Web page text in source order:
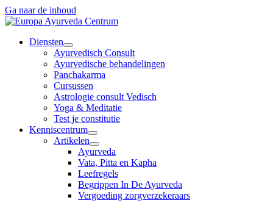
Ga naar de inhoud
Diensten
Ayurvedisch Consult
Ayurvedische behandelingen
Panchakarma
Cursussen
Astrologie consult Vedisch
Yoga & Meditatie
Test je constitutie
Kenniscentrum
Artikelen
Ayurveda
Vata, Pitta en Kapha
Leefregels
Begrippen In De Ayurveda
Vergoeding zorgverzekeraars